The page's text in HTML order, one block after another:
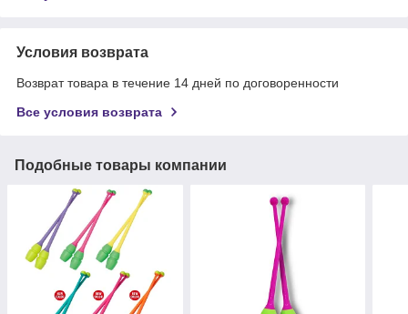
Условия возврата
Возврат товара в течение 14 дней по договоренности
Все условия возврата
Подобные товары компании